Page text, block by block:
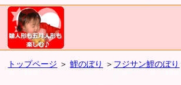
トップページ ＞鯉のぼり ＞ フジサン鯉のぼり